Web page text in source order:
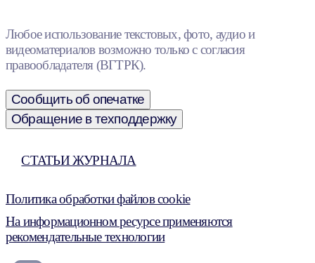
Любое использование текстовых, фото, аудио и
видеоматериалов возможно только с согласия
правообладателя (ВГТРК).
Сообщить об опечатке
Обращение в техподдержку
СТАТЬИ ЖУРНАЛА
Политика обработки файлов cookie
На информационном ресурсе применяются
рекомендательные технологии